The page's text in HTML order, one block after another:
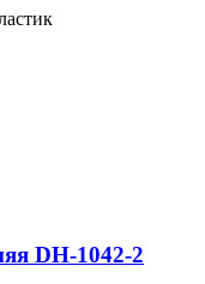
DH-1042-2